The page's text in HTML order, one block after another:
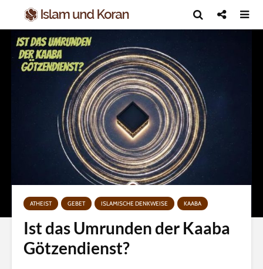
ATHEIST GEBET ISLAMISCHE DENKWEISE KAABA
Ist das Umrunden der Kaaba
Götzendienst?